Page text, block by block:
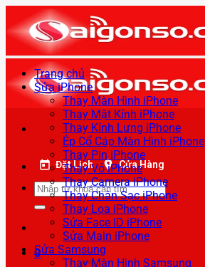
qua
nội
dung
Đặt Lịch Cửa Hàng
Tìm
kiếm:
0
Trang chủ
Sửa iPhone
Thay Màn Hình iPhone
Thay Mặt Kính iPhone
Thay Kính Lưng iPhone
Ép Cổ Cáp Màn Hình iPhone
Thay Pin iPhone
Thay Vỏ iPhone
Thay Camera iPhone
Thay Chân Sạc iPhone
Thay Loa iPhone
Sửa Face ID iPhone
Sửa Main iPhone
Sửa Samsung
Thay Màn Hình Samsung